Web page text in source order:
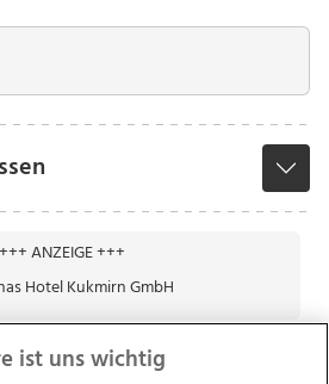
+++ ANZEIGE +++
ist uns wichtig